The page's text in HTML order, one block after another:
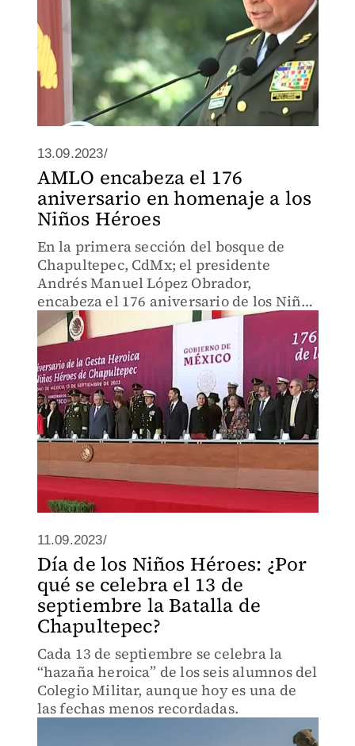
13.09.2023/
AMLO encabeza el 176
aniversario en homenaje a los
Niños Héroes
En la primera sección del bosque de
Chapultepec, CdMx; el presidente
Andrés Manuel López Obrador,
encabeza el 176 aniversario de los Niños
Héroes.
11.09.2023/
Día de los Niños Héroes: ¿Por
qué se celebra el 13 de
septiembre la Batalla de
Chapultepec?
Cada 13 de septiembre se celebra la
“hazaña heroica” de los seis alumnos del
Colegio Militar, aunque hoy es una de
las fechas menos recordadas.